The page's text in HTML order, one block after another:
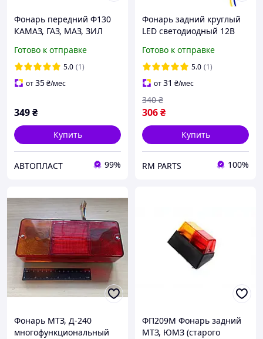
Фонарь передний Ф130
КАМАЗ, ГАЗ, МАЗ, ЗИЛ
Ф130-01
Готово к отправке
5.0 (1)
от35₴/мес
349₴
Купить
АВТОПЛАСТ 99%
Фонарь задний круглый
LED светодиодный 12В
стоп задний ход) ДК (DK-
3701) для прицепа
Готово к отправке
5.0 (1)
от31 ₴/мес
306₴
340 ₴
Купить
RM PARTS 100%
Фонарь МТЗ, Д-240
многофункциональный
ФП209М Фонарь задний
МТЗ, ЮМЗ (старого